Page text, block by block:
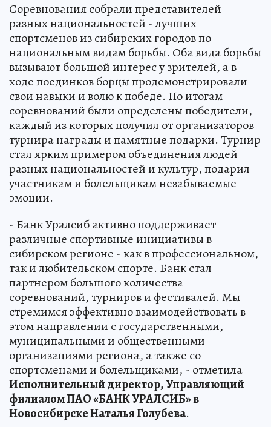
Соревнования собрали представителей
разных национальностей - лучших
спортсменов из сибирских городов по
национальным видам борьбы. Оба вида борьбы
вызывают большой интерес у зрителей, а в
ходе поединков борцы продемонстрировали
свои навыки и волю к победе. По итогам
соревнований были определены победители,
каждый из которых получил от организаторов
турнира награды и памятные подарки. Турнир
стал ярким примером объединения людей
разных национальностей и культур, подарил
участникам и болельщикам незабываемые
эмоции.
- Банк Уралсиб активно поддерживает
различные спортивные инициативы в
сибирском регионе - как в профессиональном,
так и любительском спорте. Банк стал
партнером большого количества
соревнований, турниров и фестивалей. Мы
стремимся эффективно взаимодействовать в
этом направлении с государственными,
муниципальными и общественными
организациями региона, а также со
спортсменами и болельщиками, - отметила
Исполнительный директор, Управляющий
филиалом ПАО «БАНК УРАЛСИБ» в
Новосибирске Наталья Голубева.